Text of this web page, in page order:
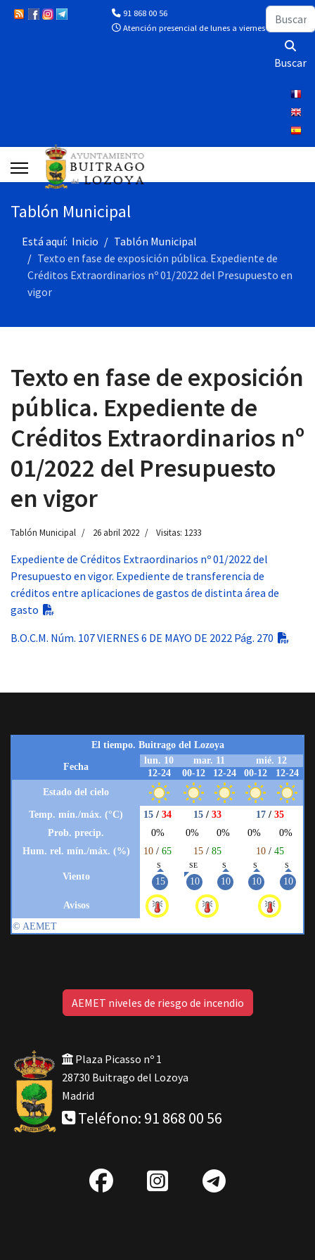
91 868 00 56
Atención presencial de lunes a viernes de 10:00 a
Buscar
Buscar
Tablón Municipal
Está aquí: Inicio
Tablón Municipal
Texto en fase de exposición pública. Expediente de
Créditos Extraordinarios nº 01/2022 del Presupuesto en
vigor
Texto en fase de exposición
pública. Expediente de
Créditos Extraordinarios nº
01/2022 del Presupuesto
en vigor
Tablón Municipal 26 abril 2022 Visitas: 1233
Expediente de Créditos Extraordinarios nº 01/2022 del
Presupuesto en vigor. Expediente de transferencia de
créditos entre aplicaciones de gastos de distinta área de
gasto
B.O.C.M. Núm. 107 VIERNES 6 DE MAYO DE 2022 Pág. 270
AEMET niveles de riesgo de incendio
Plaza Picasso nº 1
28730 Buitrago del Lozoya
Madrid
Teléfono: 91 868 00 56
fab
IG